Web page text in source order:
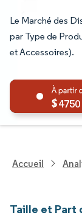
Le Marché des
par Type de
et Accessoires).
4750
Accueil
Taille et Part